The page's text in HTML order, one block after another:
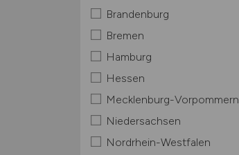
Brandenburg
Bremen
Hamburg
Hessen
Mecklenburg-Vorpommern
Niedersachsen
Nordrhein-Westfalen